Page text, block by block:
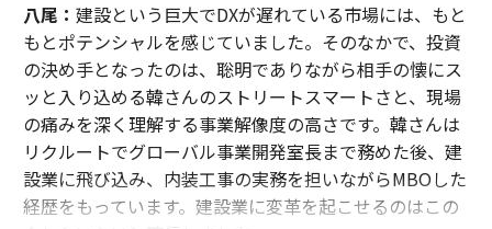
八尾： 建設という巨大でDXが遅れている市場には、もと
もとポテンシャルを感じていました。そのなかで、投資
の決め手となったのは、聡明でありながら相手の懐にス
ッと入り込める韓さんのストリートスマートさと、現場
の痛みを深く理解する事業解像度の高さです。韓さんは
リクルートでグローバル事業開発室長まで務めた後、建
設業に飛び込み、内装工事の実務を担いながらMBOした
経歴をもっています。建設業に変革を起こせるのはこの